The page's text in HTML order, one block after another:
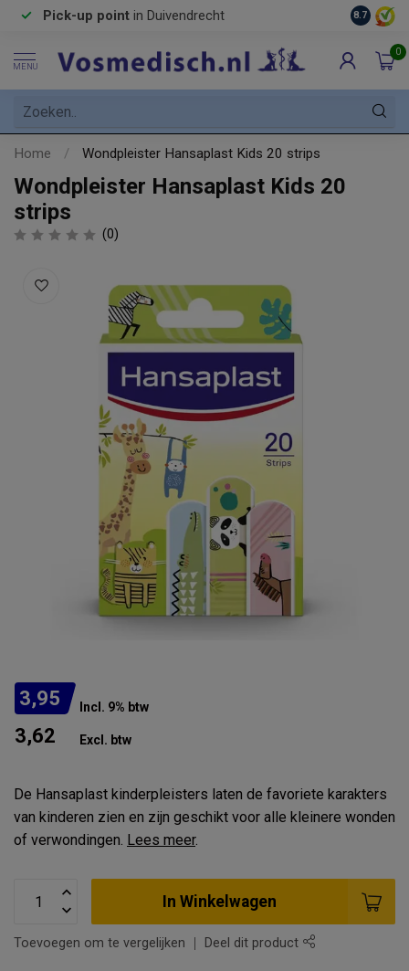
Pick-up point in Duivendrecht 8.7
MENU
0
Home / Wondpleister Hansaplast Kids 20 strips
Wondpleister Hansaplast Kids 20
strips
(0)
3,95 Incl. 9% btw
3,62 Excl. btw
De Hansaplast kinderpleisters laten de favoriete karakters
van kinderen zien en zijn geschikt voor alle kleinere wonden
of verwondingen. Lees meer.
In Winkelwagen
Toevoegen om te vergelijken Deel dit product